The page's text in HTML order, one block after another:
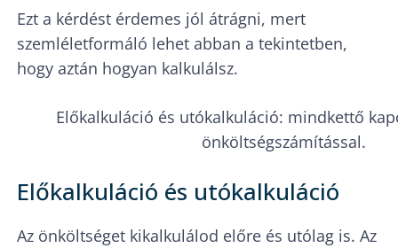
Ezt a kérdést érdemes jól átrágni, mert
szemléletformáló lehet abban a tekintetben,
hogy aztán hogyan kalkulálsz.
Előkalkuláció és utókalkuláció: mindkettő
önköltségszámítással.
Előkalkuláció és utókalkuláció
Az önköltséget kikalkulálod előre és utólag is. Az